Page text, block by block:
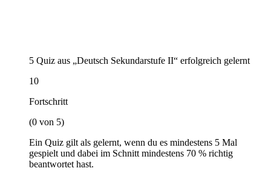
5 Quiz aus „Deutsch Sekundarstufe II“ erfolgreich gelernt
10
Fortschritt
(0 von 5)
Ein Quiz gilt als gelernt, wenn du es mindestens 5 Mal
gespielt und dabei im Schnitt mindestens 70 % richtig
beantwortet hast.